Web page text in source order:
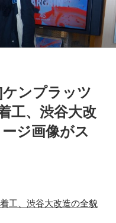
ンプラッツ
工、渋谷大改
ジ画像がス
工、渋谷大改造の全貌